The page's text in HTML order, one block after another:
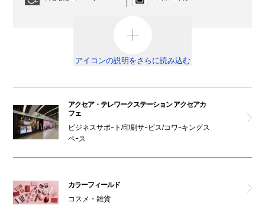
オムツ交換台 祈祷室
喫煙ルーム
免税カウンター
アイコンの説明をさらに読み込む
アクセア・テレワークステーション アクセアカ
フェ
ビジネスサポｰト/印刷サｰビス/コワｰキングス
ペｰス
カラーフィールド
コスメ・雑貨